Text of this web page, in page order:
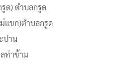
ด) ตำบลกรูด
แขก)ตำบลกรูด
ปาน
ท่าข้าม